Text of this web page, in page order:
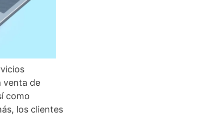
venta de
como
los clientes